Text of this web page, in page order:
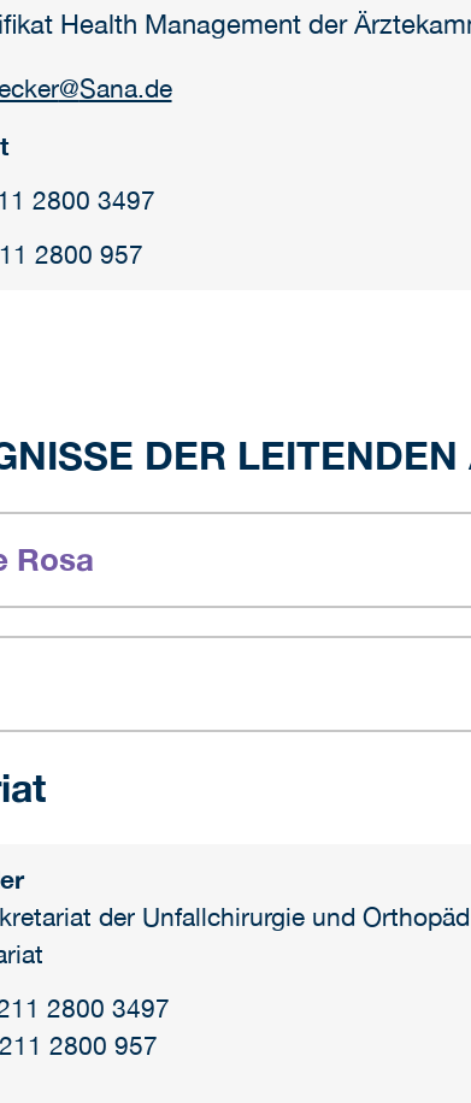
Health Management der
@Sana.de
2800 3497
2800 957
DER LEITENDEN
Rosa
der Unfallchirurgie und
2800 3497
2800 957